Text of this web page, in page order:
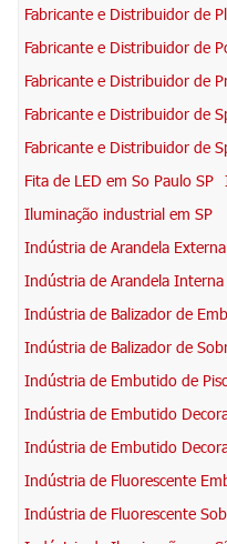
Fabricante e Distribuidor de
Fabricante e Distribuidor de
Fabricante e Distribuidor de
Fabricante e Distribuidor de
Fabricante e Distribuidor de
Fita de LED em So Paulo SP
Iluminação industrial em SP
Indústria de Arandela
Indústria de Arandela Interna
Indústria de Balizador de
Indústria de Balizador de
Indústria de Embutido de
Indústria de Embutido
Indústria de Embutido
Indústria de Fluorescente
Indústria de Fluorescente